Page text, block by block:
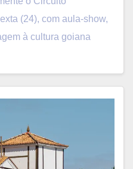
(24), com aula-show,
à cultura goiana